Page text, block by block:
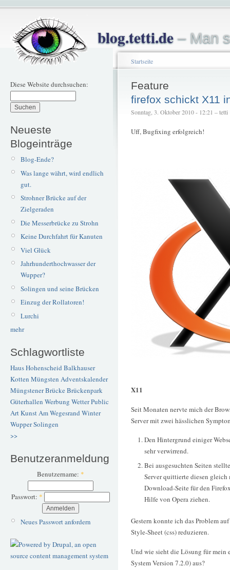
blog.tetti.de– Man
Diese Website durchsuchen:
Neueste
Blogeinträge
Blog-Ende?
Was lange währt, wird endlich
gut.
Strohner Brücke auf der
Zielgeraden
Die Messerbrücke zu Strohn
Keine Durchfahrt für Kanuten
Viel Glück
Jahrhunderthochwasser der
Wupper?
Solingen und seine Brücken
Einzug der Rollatoren!
Lurchi
mehr
Schlagwortliste
Haus Hohenscheid Balkhauser
Kotten Müngsten Adventskalender
Müngstener BrückeBrückenpark
Güterhallen Werbung WetterPublic
ArtKunstAm Wegesrand Winter
WupperSolingen
>>
Benutzeranmeldung
Benutzername: *
Passwort: *
Neues Passwort anfordern
Startseite
Feature
firefox schickt X11
Sonntag, 3. Oktober 2010 - 12:21 – tetti
Uff, Bugfixing erfolgreich!
X11
Seit Monaten nervte mich der
Server mit zwei hässlichen
Den Hintergrund einiger
sehr verwirrend.
Bei ausgesuchten Seiten
Server quittierte diesen gleich
Download-Seite für den
Hilfe von Opera ziehen.
Gestern konnte ich das Problem
Style-Sheet (css) reduzieren.
Und wie sieht die Lösung für mein
System Version 7.2.0) aus?